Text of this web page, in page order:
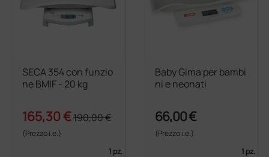
SECA 354 con funzio
ne BMIF - 20 kg
165,30 €190,00 €
(Prezzo i.e.)
1 pz.
Baby Gima per bambi
ni e neonati
66,00 €
(Prezzo i.e.)
1 pz.